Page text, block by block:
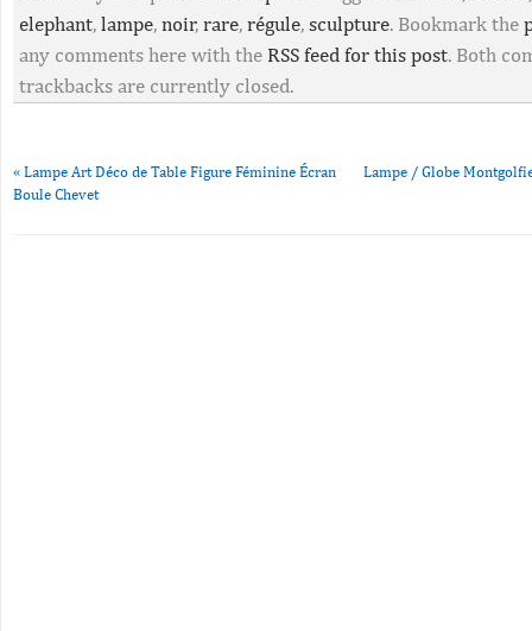
elephant, lampe, noir, rare, régule, sculpture. Bookmark the
any comments here with the RSS feed for this post. Both
trackbacks are currently closed.
« Lampe Art Déco de Table Figure Féminine Écran
Boule Chevet
Lampe / Globe